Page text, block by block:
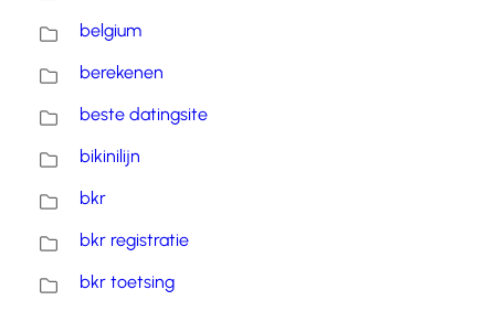
belgium
berekenen
beste datingsite
bikinilijn
bkr
bkr registratie
bkr toetsing